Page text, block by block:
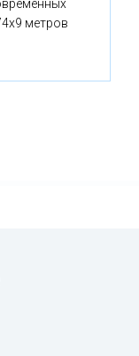
метров